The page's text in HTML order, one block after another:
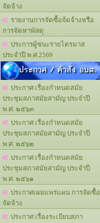
จัดจ้าง
รายงานการจัดซื้อจ้ดจ้างหรือ
การจัดหาพัสดุ
ประการผู้ชนะรายไตรมาส
ประจำปี พ.ศ.2569
ประกาศ / คำสั่ง อบต.
ประกาศ เรื่องกำหนดสมัย
ประชุมสภาสมัยสามัญ ประจำปี
พ.ศ. ๒๕๖๓
ประกาศ เรื่องกำหนดสมัย
ประชุมสภาสมัยสามัญ ประจำปี
พ.ศ. ๒๕๖๒
ประกาศ เรื่องกำหนดสมัย
ประชุมสภาสมัยสามัญ ประจำปี
พ.ศ. ๒๕๖๑
ประกาศเผยแพร่แผน การจัดซื้อ
จัดจ้าง
ประกาศ เรื่องระเบียบสภา